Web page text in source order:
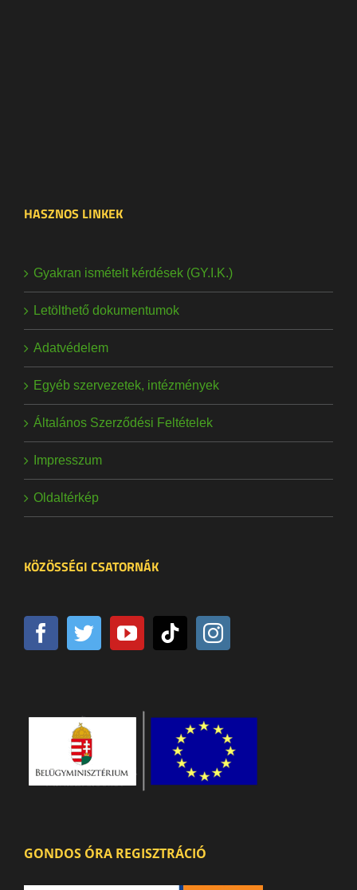
HASZNOS LINKEK
Gyakran ismételt kérdések (GY.I.K.)
Letölthető dokumentumok
Adatvédelem
Egyéb szervezetek, intézmények
Általános Szerződési Feltételek
Impresszum
Oldaltérkép
KÖZÖSSÉGI CSATORNÁK
GONDOS ÓRA REGISZTRÁCIÓ